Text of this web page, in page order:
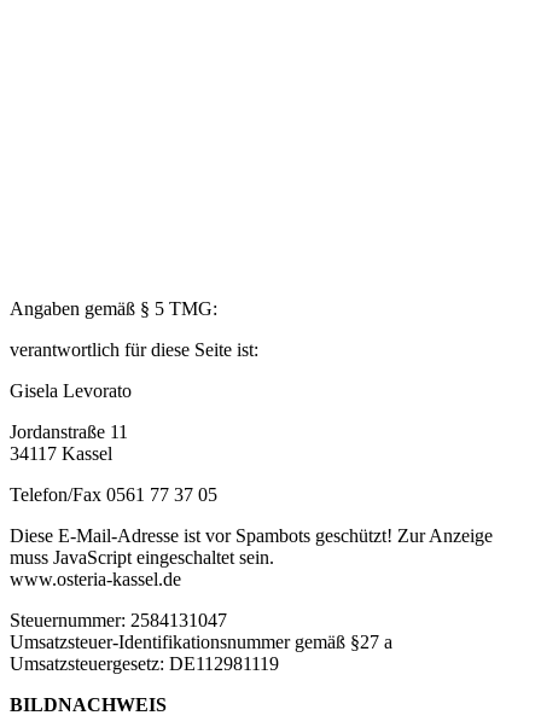
Angaben gemäß § 5 TMG:
verantwortlich für diese Seite ist:
Gisela Levorato
Jordanstraße 11
34117 Kassel
Telefon/Fax 0561 77 37 05
Diese E-Mail-Adresse ist vor Spambots geschützt! Zur Anzeige
muss JavaScript eingeschaltet sein.
www.osteria-kassel.de
Steuernummer: 2584131047
Umsatzsteuer-Identifikationsnummer gemäß §27 a
Umsatzsteuergesetz: DE112981119
BILDNACHWEIS